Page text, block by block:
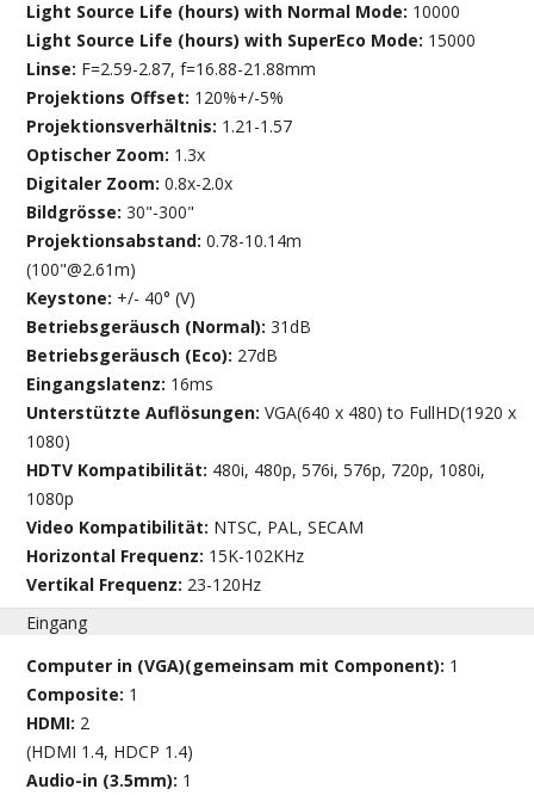
Light Source Life (hours) with Normal Mode: 10000
Light Source Life (hours) with SuperEco Mode: 15000
Linse: F=2.59-2.87, f=16.88-21.88mm
Projektions Offset: 120%+/-5%
Projektionsverhältnis: 1.21-1.57
Optischer Zoom: 1.3x
Digitaler Zoom:0.8x-2.0x
Bildgrösse:30"-300"
Projektionsabstand:0.78-10.14m
(100"@2.61m)
Keystone: +/- 40° (V)
Betriebsgeräusch (Normal):31dB
Betriebsgeräusch (Eco): 27dB
Eingangslatenz: 16ms
Unterstützte Auflösungen:VGA(640 x 480) to FullHD(1920 x
1080)
HDTV Kompatibilität: 480i, 480p, 576i, 576p, 720p, 1080i,
1080p
Video Kompatibilität: NTSC, PAL, SECAM
Horizontal Frequenz: 15K-102KHz
Vertikal Frequenz: 23-120Hz
Eingang
Computer in (VGA)(gemeinsam mit Component): 1
Composite: 1
HDMI: 2
(HDMI 1.4, HDCP 1.4)
Audio-in (3.5mm): 1